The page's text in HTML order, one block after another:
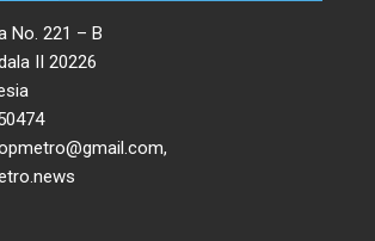
No. 221 – B
II 20226